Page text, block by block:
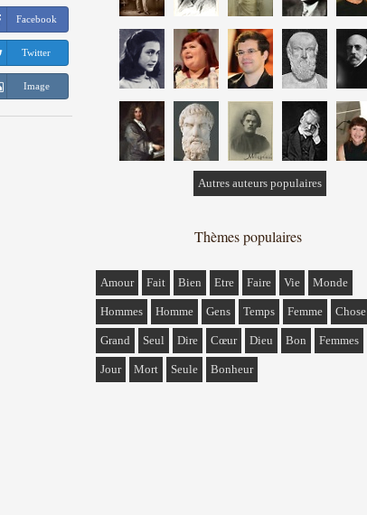
Facebook
Twitter
Image
Autres auteurs populaires
Thèmes populaires
Amour Fait Bien Etre Faire Vie Monde
Hommes Homme Gens Temps Femme Chose
Grand Seul Dire Cœur Dieu Bon Femmes
Jour Mort Seule Bonheur